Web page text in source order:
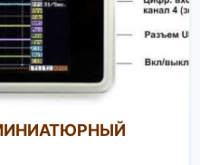
МИНИАТЮРНЫЙ